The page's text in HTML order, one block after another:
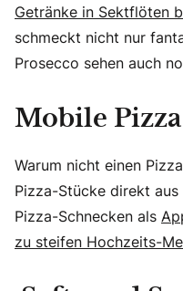
Getränke in Sektflöten
schmeckt nicht nur
Prosecco sehen auch
Mobile Pizza
Warum nicht einen
Pizza-Stücke direkt
Pizza-Schnecken als
zu steifen Hochzeits-